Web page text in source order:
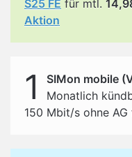
S25 FE für mtl.
Aktion
1
SIMon mobile
Monatlich
150 Mbit/s ohne AG